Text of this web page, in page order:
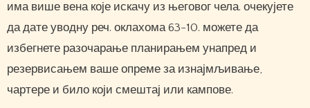
има више вена које искачу из његовог чела. очекујете
да дате уводну реч. оклахома 63-10. можете да
избегнете разочарање планирањем унапред и
резервисањем ваше опреме за изнајмљивање,
чартере и било који смештај или кампове.